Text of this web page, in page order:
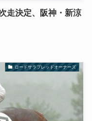
走決定、阪神・新涼
ロードサラブレッドオーナーズ